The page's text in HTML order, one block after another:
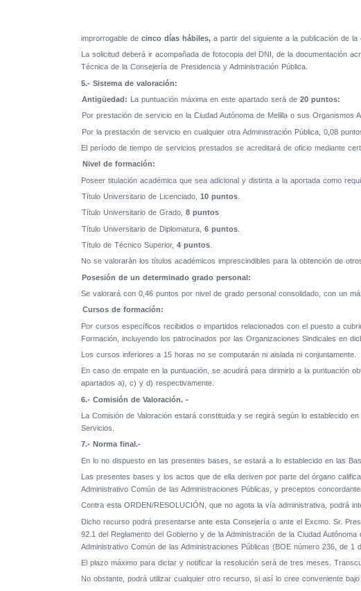
improrrogable de cinco días hábiles, a partir del siguiente a la publicación de
La solicitud deberá ir acompañada de fotocopia del DNI, de la documentación
Técnica de la Consejería de Presidencia y Administración Pública.
5.- Sistema de valoración:
Antigüedad: La puntuación máxima en este apartado será de20 puntos:
Por prestación de servicio en la Ciudad Autónoma de Melilla o sus Organismos
Por la prestación de servicio en cualquier otra Administración Pública, 0,08
El período de tiempo de servicios prestados se acreditará de oficio mediante
Nivel de formación:
Poseer titulación académica que sea adicional y distinta a la aportada como
Título Universitario de Licenciado, 10 puntos
Título Universitario de Grado, 8 puntos
Título Universitario de Diplomatura, 6 puntos
Título de Técnico Superior, 4 puntos
No se valorarán los títulos académicos imprescindibles para la obtención de
Posesión de un determinado grado personal:
Se valorará con 0,46 puntos por nivel de grado personal consolidado, con un
Cursos de formación:
Por cursos específicos recibidos o impartidos relacionados con el puesto a
Formación, incluyendo los patrocinados por las Organizaciones Sindicales en
Los cursos inferiores a 15 horas no se computarán ni aislada ni conjuntamente.
En caso de empate en la puntuación, se acudirá para dirimirlo a la puntuación
apartados a), c) y d) respectivamente.
6.- Comisión de Valoración. -
La Comisión de Valoración estará constituida y se regirá según lo establecido
Servicios.
7.- Norma final.-
En lo no dispuesto en las presentes bases, se estará a lo establecido en las
Las presentes bases y los actos que de ella deriven por parte del órgano
Administrativo Común de las Administraciones Públicas, y preceptos
Contra esta ORDEN/RESOLUCIÓN, que no agota la vía administrativa, podrá
Dicho recurso podrá presentarse ante esta Consejería o ante el Excmo. Sr.
92.1 del Reglamento del Gobierno y de la Administración de la Ciudad
Administrativo Común de las Administraciones Públicas (BOE número 236, de 1
El plazo máximo para dictar y notificar la resolución será de tres meses.
No obstante, podrá utilizar cualquier otro recurso, si así lo cree conveniente bajo